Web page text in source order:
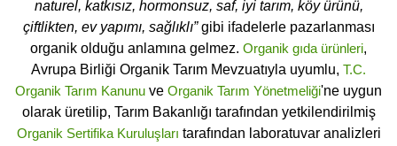
naturel, katkısız, hormonsuz, saf, iyi tarım, köy ürünü,
çiftlikten, ev yapımı, sağlıklı”gibi ifadelerle pazarlanması
organik olduğu anlamına gelmez. Organik gıda ürünleri,
Avrupa Birliği Organik Tarım Mevzuatıyla uyumlu, T.C.
Organik Tarım Kanunu ve Organik Tarım Yönetmeliği'ne uygun
olarak üretilip, Tarım Bakanlığı tarafından yetkilendirilmiş
Organik Sertifika Kuruluşları tarafından laboratuvar analizleri